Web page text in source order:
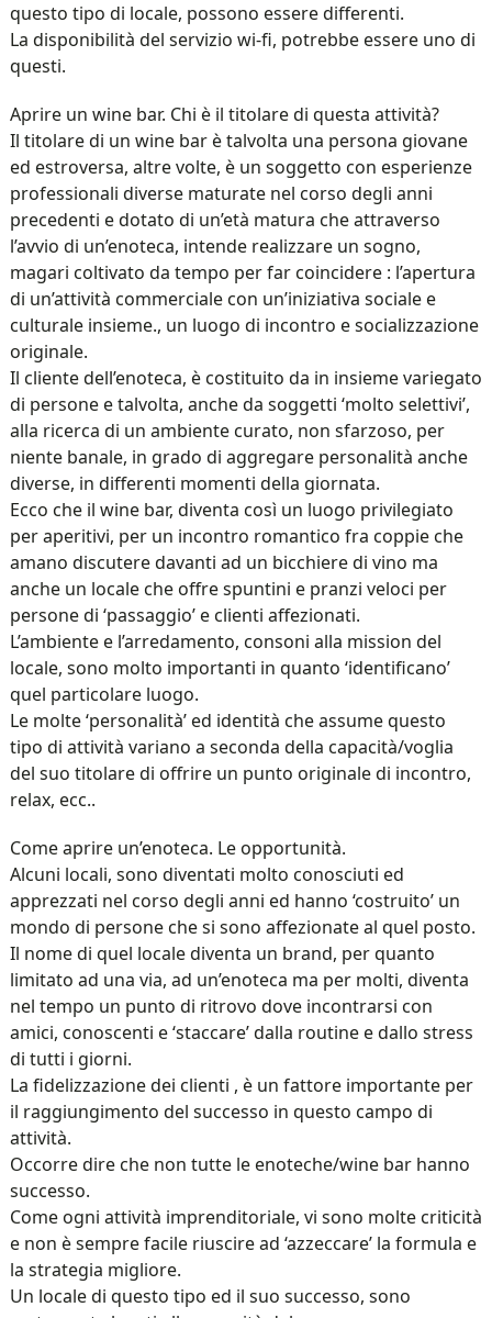
questo tipo di locale, possono essere differenti.
La disponibilità del servizio wi-fi, potrebbe essere uno di
questi.
Aprire un wine bar. Chi è il titolare di questa attività?
Il titolare di un wine bar è talvolta una persona giovane
ed estroversa, altre volte, è un soggetto con esperienze
professionali diverse maturate nel corso degli anni
precedenti e dotato di un’età matura che attraverso
l’avvio di un’enoteca, intende realizzare un sogno,
magari coltivato da tempo per far coincidere : l’apertura
di un’attività commerciale con un’iniziativa sociale e
culturale insieme., un luogo di incontro e socializzazione
originale.
Il cliente dell’enoteca, è costituito da in insieme variegato
di persone e talvolta, anche da soggetti ‘molto selettivi’,
alla ricerca di un ambiente curato, non sfarzoso, per
niente banale, in grado di aggregare personalità anche
diverse, in differenti momenti della giornata.
Ecco che il wine bar, diventa così un luogo privilegiato
per aperitivi, per un incontro romantico fra coppie che
amano discutere davanti ad un bicchiere di vino ma
anche un locale che offre spuntini e pranzi veloci per
persone di ‘passaggio’ e clienti affezionati.
L’ambiente e l’arredamento, consoni alla mission del
locale, sono molto importanti in quanto ‘identificano’
quel particolare luogo.
Le molte ‘personalità’ ed identità che assume questo
tipo di attività variano a seconda della capacità/voglia
del suo titolare di offrire un punto originale di incontro,
relax, ecc..
Come aprire un’enoteca. Le opportunità.
Alcuni locali, sono diventati molto conosciuti ed
apprezzati nel corso degli anni ed hanno ‘costruito’ un
mondo di persone che si sono affezionate al quel posto.
Il nome di quel locale diventa un brand, per quanto
limitato ad una via, ad un’enoteca ma per molti, diventa
nel tempo un punto di ritrovo dove incontrarsi con
amici, conoscenti e ‘staccare’ dalla routine e dallo stress
di tutti i giorni.
La fidelizzazione dei clienti , è un fattore importante per
il raggiungimento del successo in questo campo di
attività.
Occorre dire che non tutte le enoteche/wine bar hanno
successo.
Come ogni attività imprenditoriale, vi sono molte criticità
e non è sempre facile riuscire ad ‘azzeccare’ la formula e
la strategia migliore.
Un locale di questo tipo ed il suo successo, sono